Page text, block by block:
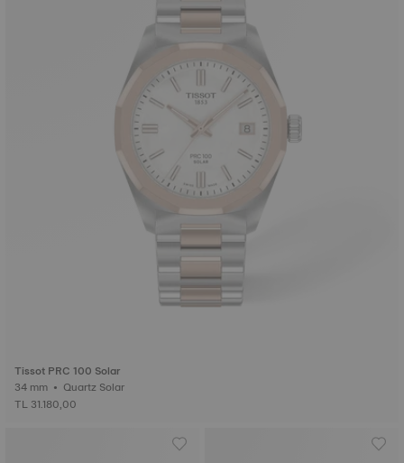
Tissot PRC 100 Solar
34 mm • Quartz Solar
TL 31.180,00